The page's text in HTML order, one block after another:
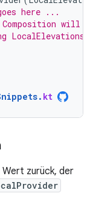
here ...
will
. kt
zurück, der